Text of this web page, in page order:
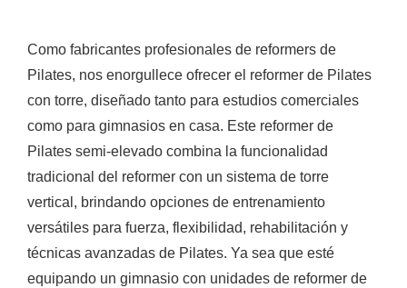
Como fabricantes profesionales de reformers de
Pilates, nos enorgullece ofrecer el reformer de Pilates
con torre, diseñado tanto para estudios comerciales
como para gimnasios en casa. Este reformer de
Pilates semi-elevado combina la funcionalidad
tradicional del reformer con un sistema de torre
vertical, brindando opciones de entrenamiento
versátiles para fuerza, flexibilidad, rehabilitación y
técnicas avanzadas de Pilates. Ya sea que esté
equipando un gimnasio con unidades de reformer de